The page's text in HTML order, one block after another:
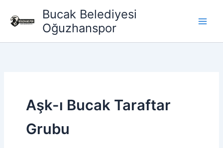
atla
Bucak Belediyesi
Oğuzhanspor
Aşk-ı Bucak Taraftar
Grubu